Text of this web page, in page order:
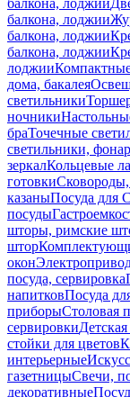
балкона, лоджии
балкона, лоджии
балкона, лоджии
балкона, лоджии
лоджии
дома, бакалея
светильники
ночники
браТочечные
светильники,
зеркалКольцевые
готовки
казаныПосуда для
посуды
шторы, римские
штор
окон
посуда, сервировка
напитковПосуда
приборыСтоловая
сервировки
стойки для цветов
интерьерные
газетницыСвечи,
декоративные